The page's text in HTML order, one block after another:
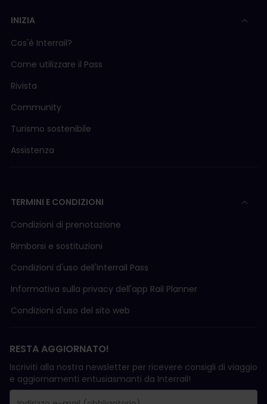
INIZIA
Cos'è Interrail?
Come utilizzare il Pass
Rivista
Community
Turismo sostenibile
Assistenza
TERMINI E CONDIZIONI
Condizioni di prenotazione
Rimborsi e sostituzioni
Condizioni d'uso delI'Interrail Pass
Informativa sulla privacy dell'app Rail Planner
Condizioni d'uso del sito web
RESTA AGGIORNATO!
Iscriviti alla nostra newsletter per ricevere consigli di viaggio
e aggiornamenti entusiasmanti da Interrail!